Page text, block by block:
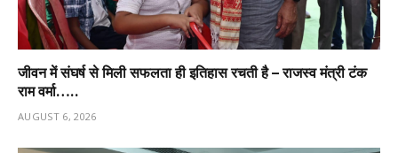
जीवन में संघर्ष से मिली सफलता ही इतिहास रचती है – राजस्व मंत्री टंक
राम वर्मा…..
AUGUST 6, 2026